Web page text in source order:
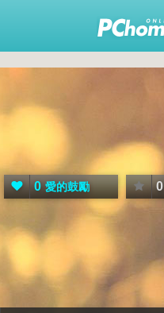
0 愛的鼓勵 0